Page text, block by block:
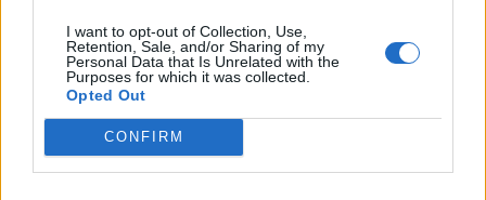
I want to opt-out of Collection, Use,
Retention, Sale, and/or Sharing of my
Personal Data that Is Unrelated with the
Purposes for which it was collected.
Opted Out
CONFIRM